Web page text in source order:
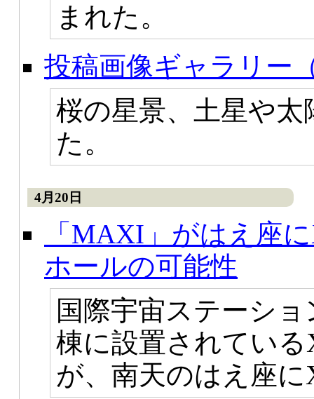
まれた。
投稿画像ギャラリー
桜の星景、土星や
た。
4月20日
「MAXI」がはえ座
ホールの可能性
国際宇宙ステーシ
棟に設置されてい
が、南天のはえ座